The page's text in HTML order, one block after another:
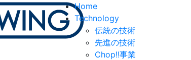
Home
Technology
伝統の技術
先進の技術
Chop!!事業